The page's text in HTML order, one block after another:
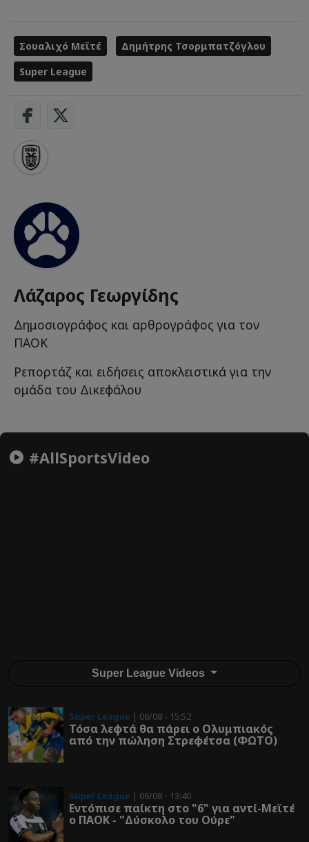
Σουαλιχό Μεϊτέ
Δημήτρης Τσορμπατζόγλου
Super League
Λάζαρος Γεωργίδης
Δημοσιογράφος και αρθρογράφος για τον
ΠΑΟΚ
Ρεπορτάζ και ειδήσεις αποκλειστικά για την
ομάδα του Δικεφάλου
#AllSportsVideo
Super League Videos
Super League | 06/08 - 15:52
Τόσα λεφτά θα πάρει ο Ολυμπιακός
από την πώληση Στρεφέτσα (ΦΩΤΟ)
Super League | 06/08 - 13:40
Εντόπισε παίκτη στο "6" για αντί-Μεϊτέ
ο ΠΑΟΚ - "Δύσκολο του Ούρε"